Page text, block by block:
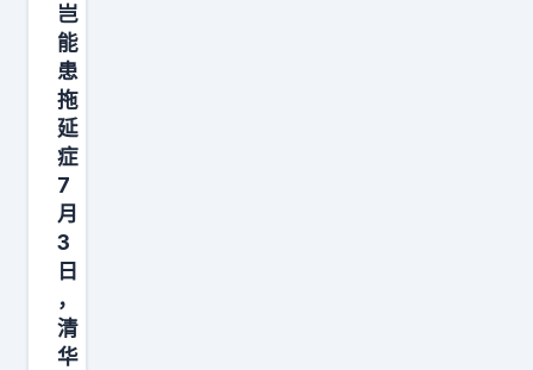
查
速
度
肖
鹰
列
出
表
格
：
二
岂
能
患
拖
延
症
7
月
3
日
，
清
华